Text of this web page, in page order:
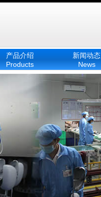
新闻动态
News
产品介绍
Products